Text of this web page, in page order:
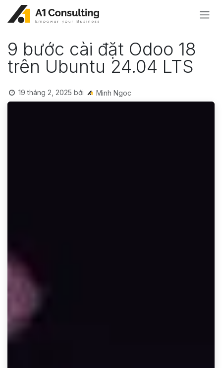
Bỏ qua để đến Nội dung
9 bước cài đặt Odoo 18
trên Ubuntu 24.04 LTS
19 tháng 2, 2025 bởi Minh Ngoc